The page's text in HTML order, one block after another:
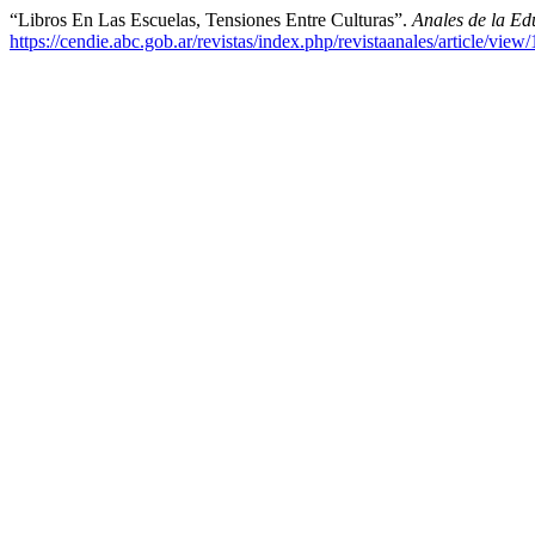
“Libros En Las Escuelas, Tensiones Entre Culturas”. Anales de la
https://cendie.abc.gob.ar/revistas/index.php/revistaanales/article/view/